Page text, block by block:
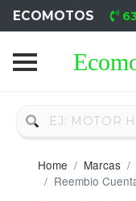
ECOMOTOS
Home
Usado
Neumáticos
Home Marcas
Reembio